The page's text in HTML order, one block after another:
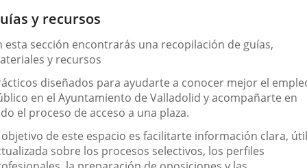
externa.externa.
y recursos
esta sección encontrarás una recopilación de guías,
y recursos
diseñados para ayudarte a conocer mejor el
en el Ayuntamiento de Valladolid y acompañarte en
el proceso de acceso a una plaza.
objetivo de este espacio es facilitarte información clara,
sobre los procesos selectivos, los perfiles